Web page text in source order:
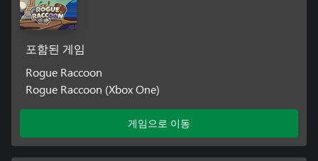
포함된 게임
Rogue Raccoon
Rogue Raccoon (Xbox One)
게임으로 이동